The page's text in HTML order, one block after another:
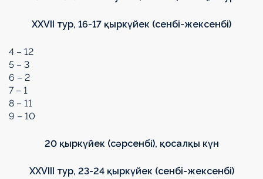
XXVII тур, 16-17 қыркүйек (сенбі-жексенбі)
4 – 12
5 – 3
6 – 2
7 – 1
8 – 11
9 – 10
20 қыркүйек (сәрсенбі), қосалқы күн
XXVIII тур, 23-24 қыркүйек (сенбі-жексенбі)